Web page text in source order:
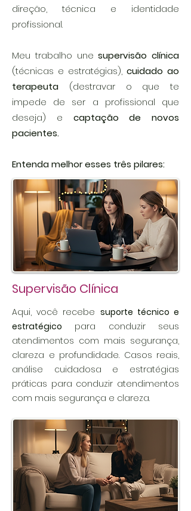
direção, técnica e identidade
profissional.
Meu trabalho unesupervisão clínica
(técnicas e estratégias), cuidado ao
terapeuta (destravar o que te
impede de ser a profissional que
deseja)
e captação de novos
pacientes.
Entenda melhor esses três pilares:
Supervisão Clínica
Aqui, você recebe suporte técnico e
estratégico para conduzir seus
atendimentos com mais segurança,
clareza e profundidade. Casos reais,
análise cuidadosa e estratégias
práticas para conduzir atendimentos
com mais segurança e clareza.